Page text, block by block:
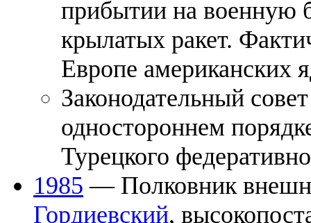
прибытии на военную
крылатых ракет.
Европе американских
Законодательный
одностороннем
Турецкого
1985 — Полковник
Гордиевский,